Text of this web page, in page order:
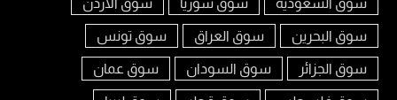
سوق البحرين سوق العراق سوق تونس
سوق الجزائر سوق السودان سوق عمان